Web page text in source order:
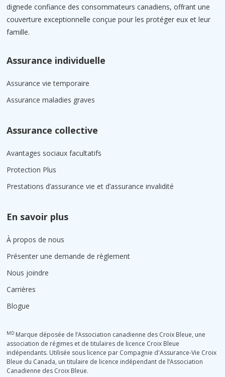
dignede confiance des consommateurs canadiens, offrant une
couverture exceptionnelle conçue pour les protéger eux et leur
famille.
Assurance individuelle
Assurance vie temporaire
Assurance maladies graves
Assurance collective
Avantages sociaux facultatifs
Protection Plus
Prestations d’assurance vie et d’assurance invalidité
En savoir plus
À propos de nous
Présenter une demande de règlement
Nous joindre
Carrières
Blogue
MD Marque déposée de l’Association canadienne des Croix Bleue, une
association de régimes et de titulaires de licence Croix Bleue
indépendants. Utilisée sous licence par Compagnie d'Assurance-Vie Croix
Bleue du Canada, un titulaire de licence indépendant de l’Association
Canadienne des Croix Bleue.